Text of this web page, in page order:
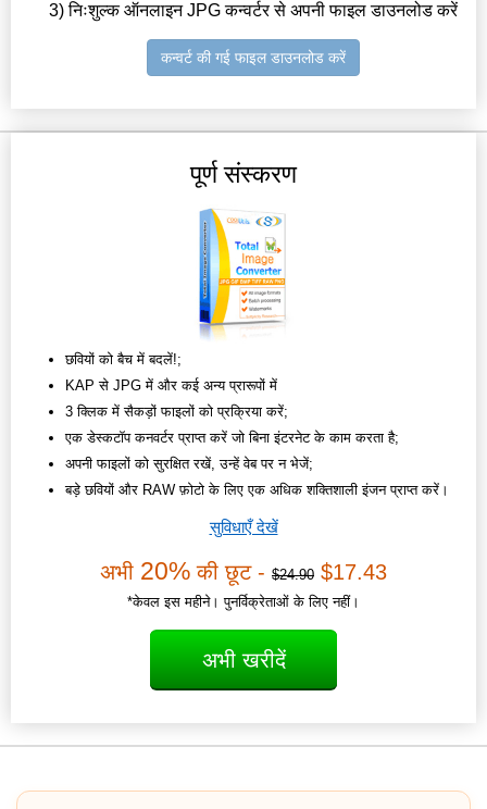
3) निःशुल्क ऑनलाइन JPG कन्वर्टर से अपनी फाइल डाउनलोड करें
कन्वर्ट की गई फाइल डाउनलोड करें
पूर्ण संस्करण
छवियों को बैच में बदलें!;
KAP से JPG में और कई अन्य प्रारूपों में
3 क्लिक में सैकड़ों फाइलों को प्रक्रिया करें;
एक डेस्कटॉप कनवर्टर प्राप्त करें जो बिना इंटरनेट के काम करता है;
अपनी फाइलों को सुरक्षित रखें, उन्हें वेब पर न भेजें;
बड़े छवियों और RAW फ़ोटो के लिए एक अधिक शक्तिशाली इंजन प्राप्त करें।
सुविधाएँ देखें
अभी 20% की छूट - $24.90 $17.43
*केवल इस महीने। पुनर्विक्रेताओं के लिए नहीं।
अभी खरीदें